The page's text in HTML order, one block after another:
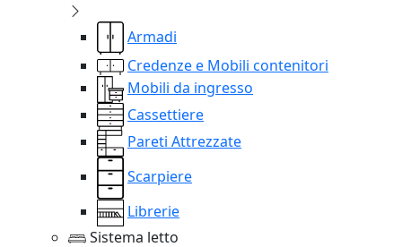
Armadi
Credenze e Mobili contenitori
Mobili da ingresso
Cassettiere
Pareti Attrezzate
Scarpiere
Librerie
Sistema letto